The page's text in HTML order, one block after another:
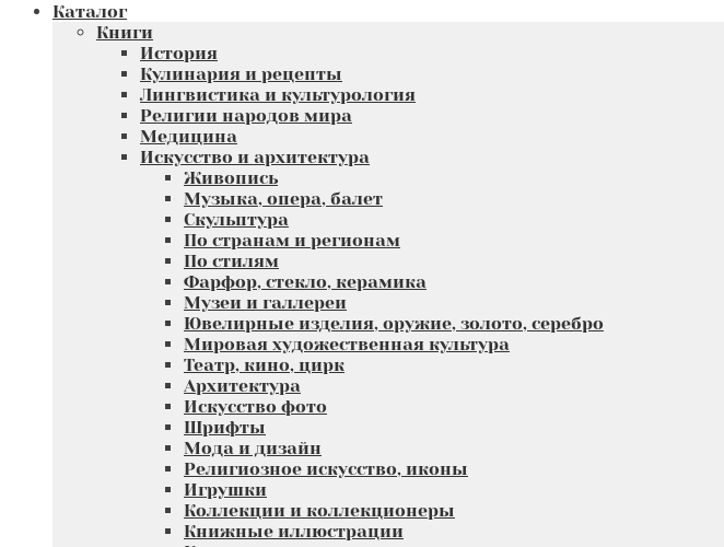
Каталог
Книги
История
Кулинария и рецепты
Лингвистика и культурология
Религии народов мира
Медицина
Искусство и архитектура
Живопись
Музыка, опера, балет
Скульптура
По странам и регионам
По стилям
Фарфор, стекло, керамика
Музеи и галлереи
Ювелирные изделия, оружие, золото, серебро
Мировая художественная культура
Театр, кино, цирк
Архитектура
Искусство фото
Шрифты
Мода и дизайн
Религиозное искусство, иконы
Игрушки
Коллекции и коллекционеры
Книжные иллюстрации